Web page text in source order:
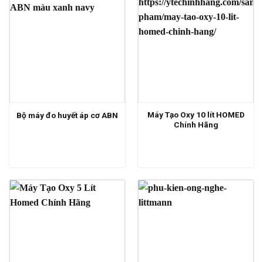
Bộ máy đo huyết áp cơ ABN
Máy Tạo Oxy 10 lít HOMED
Chính Hãng